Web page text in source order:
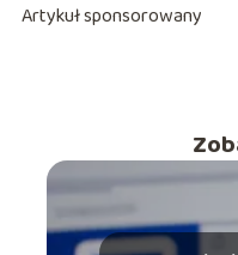
Artykuł sponsorowany